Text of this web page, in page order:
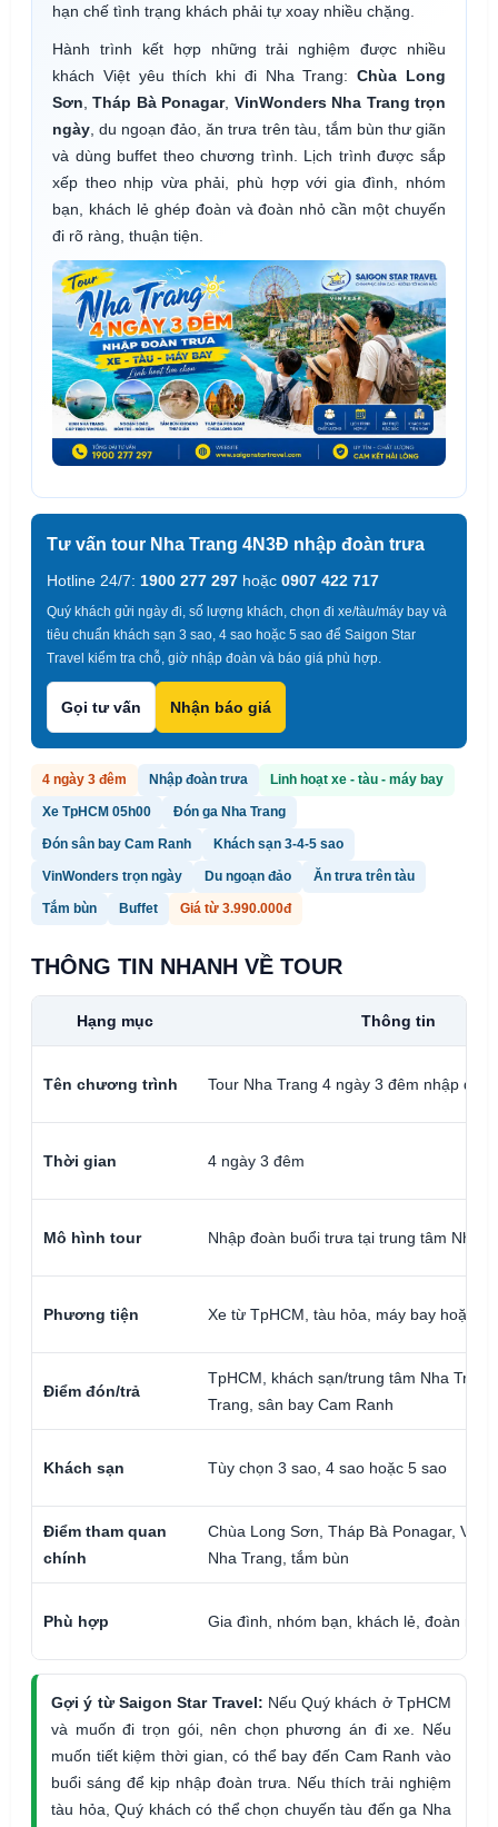
hạn chế tình trạng khách phải tự xoay nhiều chặng.
Hành trình kết hợp những trải nghiệm được nhiều
khách Việt yêu thích khi đi Nha Trang:Chùa Long
Sơn ,Tháp Bà Ponagar, VinWonders Nha Trang trọn
ngày , du ngoạn đảo, ăn trưa trên tàu, tắm bùn thư giãn
và dùng buffet theo chương trình. Lịch trình được sắp
xếp theo nhịp vừa phải, phù hợp với gia đình, nhóm
bạn, khách lẻ ghép đoàn và đoàn nhỏ cần một chuyến
đi rõ ràng, thuận tiện.
Tư vấn tour Nha Trang 4N3Đ nhập đoàn trưa
Hotline 24/7: 1900 277 297 hoặc 0907 422 717
Quý khách gửi ngày đi, số lượng khách, chọn đi xe/tàu/máy bay và
tiêu chuẩn khách sạn 3 sao, 4 sao hoặc 5 sao để Saigon Star
Travel kiểm tra chỗ, giờ nhập đoàn và báo giá phù hợp.
Gọi tư vấn Nhận báo giá
4 ngày 3 đêm Nhập đoàn trưa Linh hoạt xe - tàu - máy bay
Xe TpHCM 05h00 Đón ga Nha Trang
Đón sân bay Cam Ranh Khách sạn 3-4-5 sao
VinWonders trọn ngày Du ngoạn đảo Ăn trưa trên tàu
Tắm bùn Buffet Giá từ 3.990.000đ
THÔNG TIN NHANH VỀ TOUR
Hạng mục Thông tin
Tên chương trình Tour Nha Trang 4 ngày 3 đêm nhập
Thời gian 4 ngày 3 đêm
Mô hình tour Nhập đoàn buổi trưa tại trung tâm Nha
Phương tiện Xe từ TpHCM, tàu hỏa, máy bay hoặc tự
Điểm đón/trả
TpHCM, khách sạn/trung tâm Nha
Trang, sân bay Cam Ranh
Khách sạn Tùy chọn 3 sao, 4 sao hoặc 5 sao
Điểm tham quan
chính
Chùa Long Sơn, Tháp Bà Ponagar,
Nha Trang, tắm bùn
Phù hợp Gia đình, nhóm bạn, khách lẻ, đoàn nhỏ
Gợi ý từ Saigon Star Travel: Nếu Quý khách ở TpHCM
và muốn đi trọn gói, nên chọn phương án đi xe. Nếu
muốn tiết kiệm thời gian, có thể bay đến Cam Ranh vào
buổi sáng để kịp nhập đoàn trưa. Nếu thích trải nghiệm
tàu hỏa, Quý khách có thể chọn chuyến tàu đến ga Nha